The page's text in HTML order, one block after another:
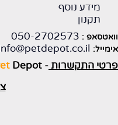
מידע נוסף
תקנון
:
050-2702573
info@petdepot.co.il
התקשרות-
Depot